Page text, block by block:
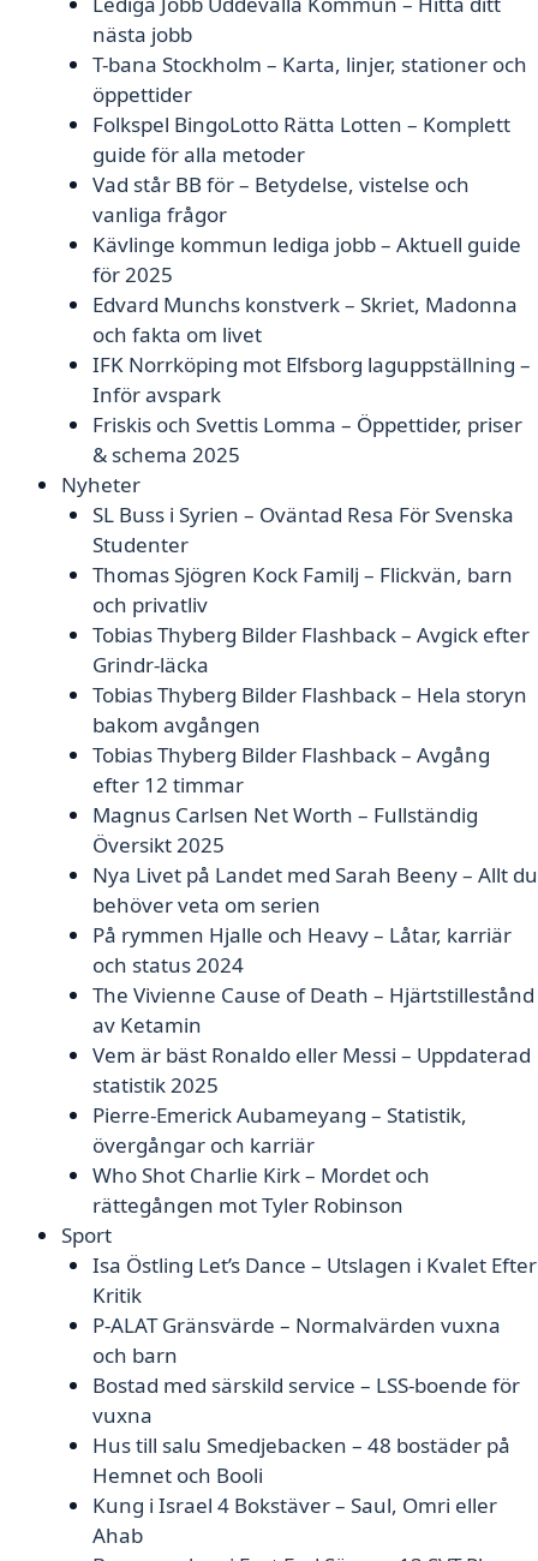
nästa jobb
T-bana Stockholm – Karta, linjer, stationer och
öppettider
Folkspel BingoLotto Rätta Lotten – Komplett
guide för alla metoder
Vad står BB för – Betydelse, vistelse och
vanliga frågor
Kävlinge kommun lediga jobb – Aktuell guide
för 2025
Edvard Munchs konstverk – Skriet, Madonna
och fakta om livet
IFK Norrköping mot Elfsborg laguppställning –
Inför avspark
Friskis och Svettis Lomma – Öppettider, priser
& schema 2025
Nyheter
SL Buss i Syrien – Oväntad Resa För Svenska
Studenter
Thomas Sjögren Kock Familj – Flickvän, barn
och privatliv
Tobias Thyberg Bilder Flashback – Avgick efter
Grindr-läcka
Tobias Thyberg Bilder Flashback – Hela storyn
bakom avgången
Tobias Thyberg Bilder Flashback – Avgång
efter 12 timmar
Magnus Carlsen Net Worth – Fullständig
Översikt 2025
Nya Livet på Landet med Sarah Beeny – Allt du
behöver veta om serien
På rymmen Hjalle och Heavy – Låtar, karriär
och status 2024
The Vivienne Cause of Death – Hjärtstillestånd
av Ketamin
Vem är bäst Ronaldo eller Messi – Uppdaterad
statistik 2025
Pierre-Emerick Aubameyang – Statistik,
övergångar och karriär
Who Shot Charlie Kirk – Mordet och
rättegången mot Tyler Robinson
Sport
Isa Östling Let’s Dance – Utslagen i Kvalet Efter
Kritik
P-ALAT Gränsvärde – Normalvärden vuxna
och barn
Bostad med särskild service – LSS-boende för
vuxna
Hus till salu Smedjebacken – 48 bostäder på
Hemnet och Booli
Kung i Israel 4 Bokstäver – Saul, Omri eller
Ahab